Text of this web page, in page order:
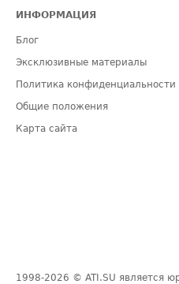
ИНФОРМАЦИЯ
Блог
Эксклюзивные материалы
Политика конфиденциальности
Общие положения
Карта сайта
1998-2026 © ATI.SU является